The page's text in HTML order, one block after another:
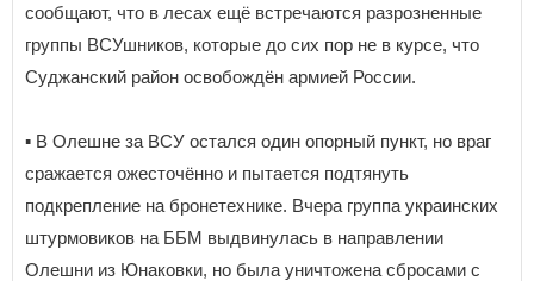
сообщают, что в лесах ещё встречаются разрозненные
группы ВСУшников, которые до сих пор не в курсе, что
Суджанский район освобождён армией России.
▪️ В Олешне за ВСУ остался один опорный пункт, но враг
сражается ожесточённо и пытается подтянуть
подкрепление на бронетехнике. Вчера группа украинских
штурмовиков на ББМ выдвинулась в направлении
Олешни из Юнаковки, но была уничтожена сбросами с